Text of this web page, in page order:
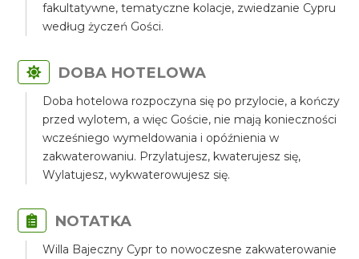
fakultatywne, tematyczne kolacje, zwiedzanie Cypru
według życzeń Gości.
DOBA HOTELOWA
Doba hotelowa rozpoczyna się po przylocie, a kończy
przed wylotem, a więc Goście, nie mają konieczności
wcześniego wymeldowania i opóźnienia w
zakwaterowaniu. Przylatujesz, kwaterujesz się,
Wylatujesz, wykwaterowujesz się.
NOTATKA
Willa Bajeczny Cypr to nowoczesne zakwaterowanie